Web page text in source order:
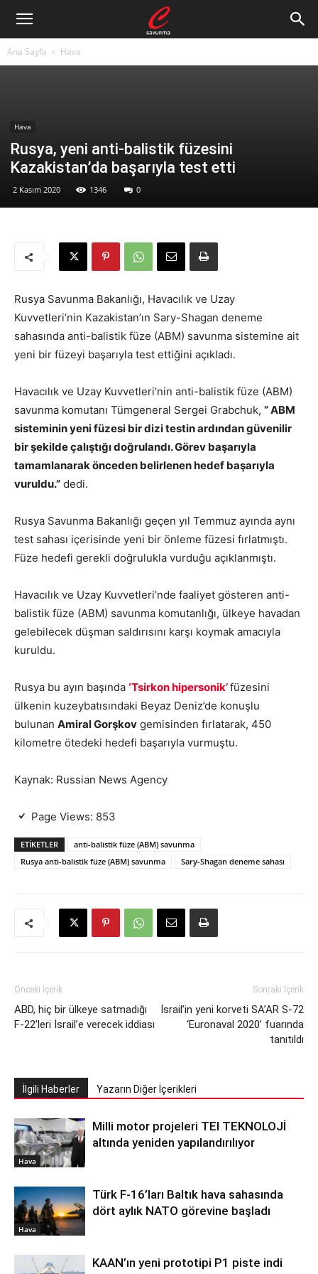
Ana Sayfa Hava
Hava
Rusya, yeni anti-balistik füzesini
Kazakistan’da başarıyla test etti
2 Kasım 2020 1346 0
Rusya Savunma Bakanlığı, Havacılık ve Uzay
Kuvvetleri’nin Kazakistan’ın Sary-Shagan deneme
sahasında anti-balistik füze (ABM) savunma sistemine ait
yeni bir füzeyi başarıyla test ettiğini açıkladı.
Havacılık ve Uzay Kuvvetleri’nin anti-balistik füze (ABM)
savunma komutanı Tümgeneral Sergei Grabchuk, ” ABM
sisteminin yeni füzesi bir dizi testin ardından güvenilir
bir şekilde çalıştığı doğrulandı. Görev başarıyla
tamamlanarak önceden belirlenen hedef başarıyla
vuruldu.” dedi.
Rusya Savunma Bakanlığı geçen yıl Temmuz ayında aynı
test sahası içerisinde yeni bir önleme füzesi fırlatmıştı.
Füze hedefi gerekli doğrulukla vurduğu açıklanmıştı.
Havacılık ve Uzay Kuvvetleri’nde faaliyet gösteren anti-
balistik füze (ABM) savunma komutanlığı, ülkeye havadan
gelebilecek düşman saldırısını karşı koymak amacıyla
kuruldu.
Rusya bu ayın başında ‘Tsirkon hipersonik’füzesini
ülkenin kuzeybatısındaki Beyaz Deniz’de konuşlu
bulunan Amiral Gorşkov gemisinden fırlatarak, 450
kilometre ötedeki hedefi başarıyla vurmuştu.
Kaynak: Russian News Agency
Page Views: 853
ETIKETLER
anti-balistik füze (ABM) savunma
Rusya anti-balistik füze (ABM) savunma
Sary-Shagan deneme sahası
Önceki İçerik
ABD, hiç bir ülkeye satmadığı
F-22’leri İsrail’e verecek iddiası
Sonraki İçerik
İsrail’in yeni korveti SA’AR S-72
‘Euronaval 2020’ fuarında
tanıtıldı
İlgili Haberler Yazarın Diğer İçerikleri
Hava
Milli motor projeleri TEI TEKNOLOJİ
altında yeniden yapılandırılıyor
Hava
Türk F-16’ları Baltık hava sahasında
dört aylık NATO görevine başladı
KAAN’ın yeni prototipi P1 piste indi